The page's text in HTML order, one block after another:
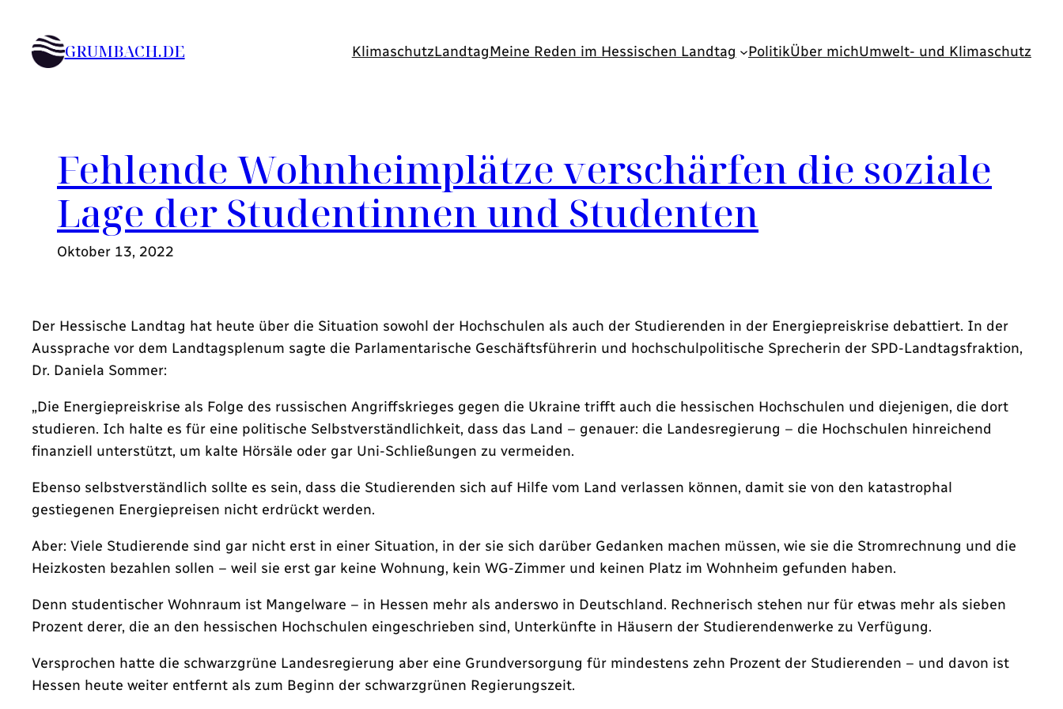
Inhalt
springenGRUMBACH.DE KlimaschutzLandtagMeine Reden im Hessischen Landtag PolitikÜber michUmwelt- und Klimaschutz
Fehlende Wohnheimplätze verschärfen die soziale
Lage der Studentinnen und Studenten
Oktober 13, 2022
Der Hessische Landtag hat heute über die Situation sowohl der Hochschulen als auch der Studierenden in der Energiepreiskrise debattiert. In der
Aussprache vor dem Landtagsplenum sagte die Parlamentarische Geschäftsführerin und hochschulpolitische Sprecherin der SPD-Landtagsfraktion,
Dr. Daniela Sommer:
„Die Energiepreiskrise als Folge des russischen Angriffskrieges gegen die Ukraine trifft auch die hessischen Hochschulen und diejenigen, die dort
studieren. Ich halte es für eine politische Selbstverständlichkeit, dass das Land – genauer: die Landesregierung – die Hochschulen hinreichend
finanziell unterstützt, um kalte Hörsäle oder gar Uni-Schließungen zu vermeiden.
Ebenso selbstverständlich sollte es sein, dass die Studierenden sich auf Hilfe vom Land verlassen können, damit sie von den katastrophal
gestiegenen Energiepreisen nicht erdrückt werden.
Aber: Viele Studierende sind gar nicht erst in einer Situation, in der sie sich darüber Gedanken machen müssen, wie sie die Stromrechnung und die
Heizkosten bezahlen sollen – weil sie erst gar keine Wohnung, kein WG-Zimmer und keinen Platz im Wohnheim gefunden haben.
Denn studentischer Wohnraum ist Mangelware – in Hessen mehr als anderswo in Deutschland. Rechnerisch stehen nur für etwas mehr als sieben
Prozent derer, die an den hessischen Hochschulen eingeschrieben sind, Unterkünfte in Häusern der Studierendenwerke zu Verfügung.
Versprochen hatte die schwarzgrüne Landesregierung aber eine Grundversorgung für mindestens zehn Prozent der Studierenden – und davon ist
Hessen heute weiter entfernt als zum Beginn der schwarzgrünen Regierungszeit.